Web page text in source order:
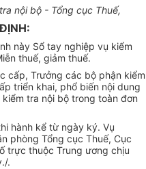
nội bộ - Tổng cục Thuế,
này Sổ tay nghiệp vụ kiểm
thuế, giảm thuế.
cấp, Trưởng các bộ phận kiểm
triển khai, phổ biến nội dung
tra nội bộ trong toàn đơn
hành kể từ ngày ký. Vụ
phòng Tổng cục Thuế, Cục
trực thuộc Trung ương chịu
.